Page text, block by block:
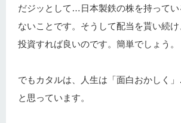
だジッとして…日本製鉄の株を持って
ないことです。そうして配当を貰い続
投資すれば良いのです。簡単でしょう。
でもカタルは、人生は「面白おかしく
と思っています。